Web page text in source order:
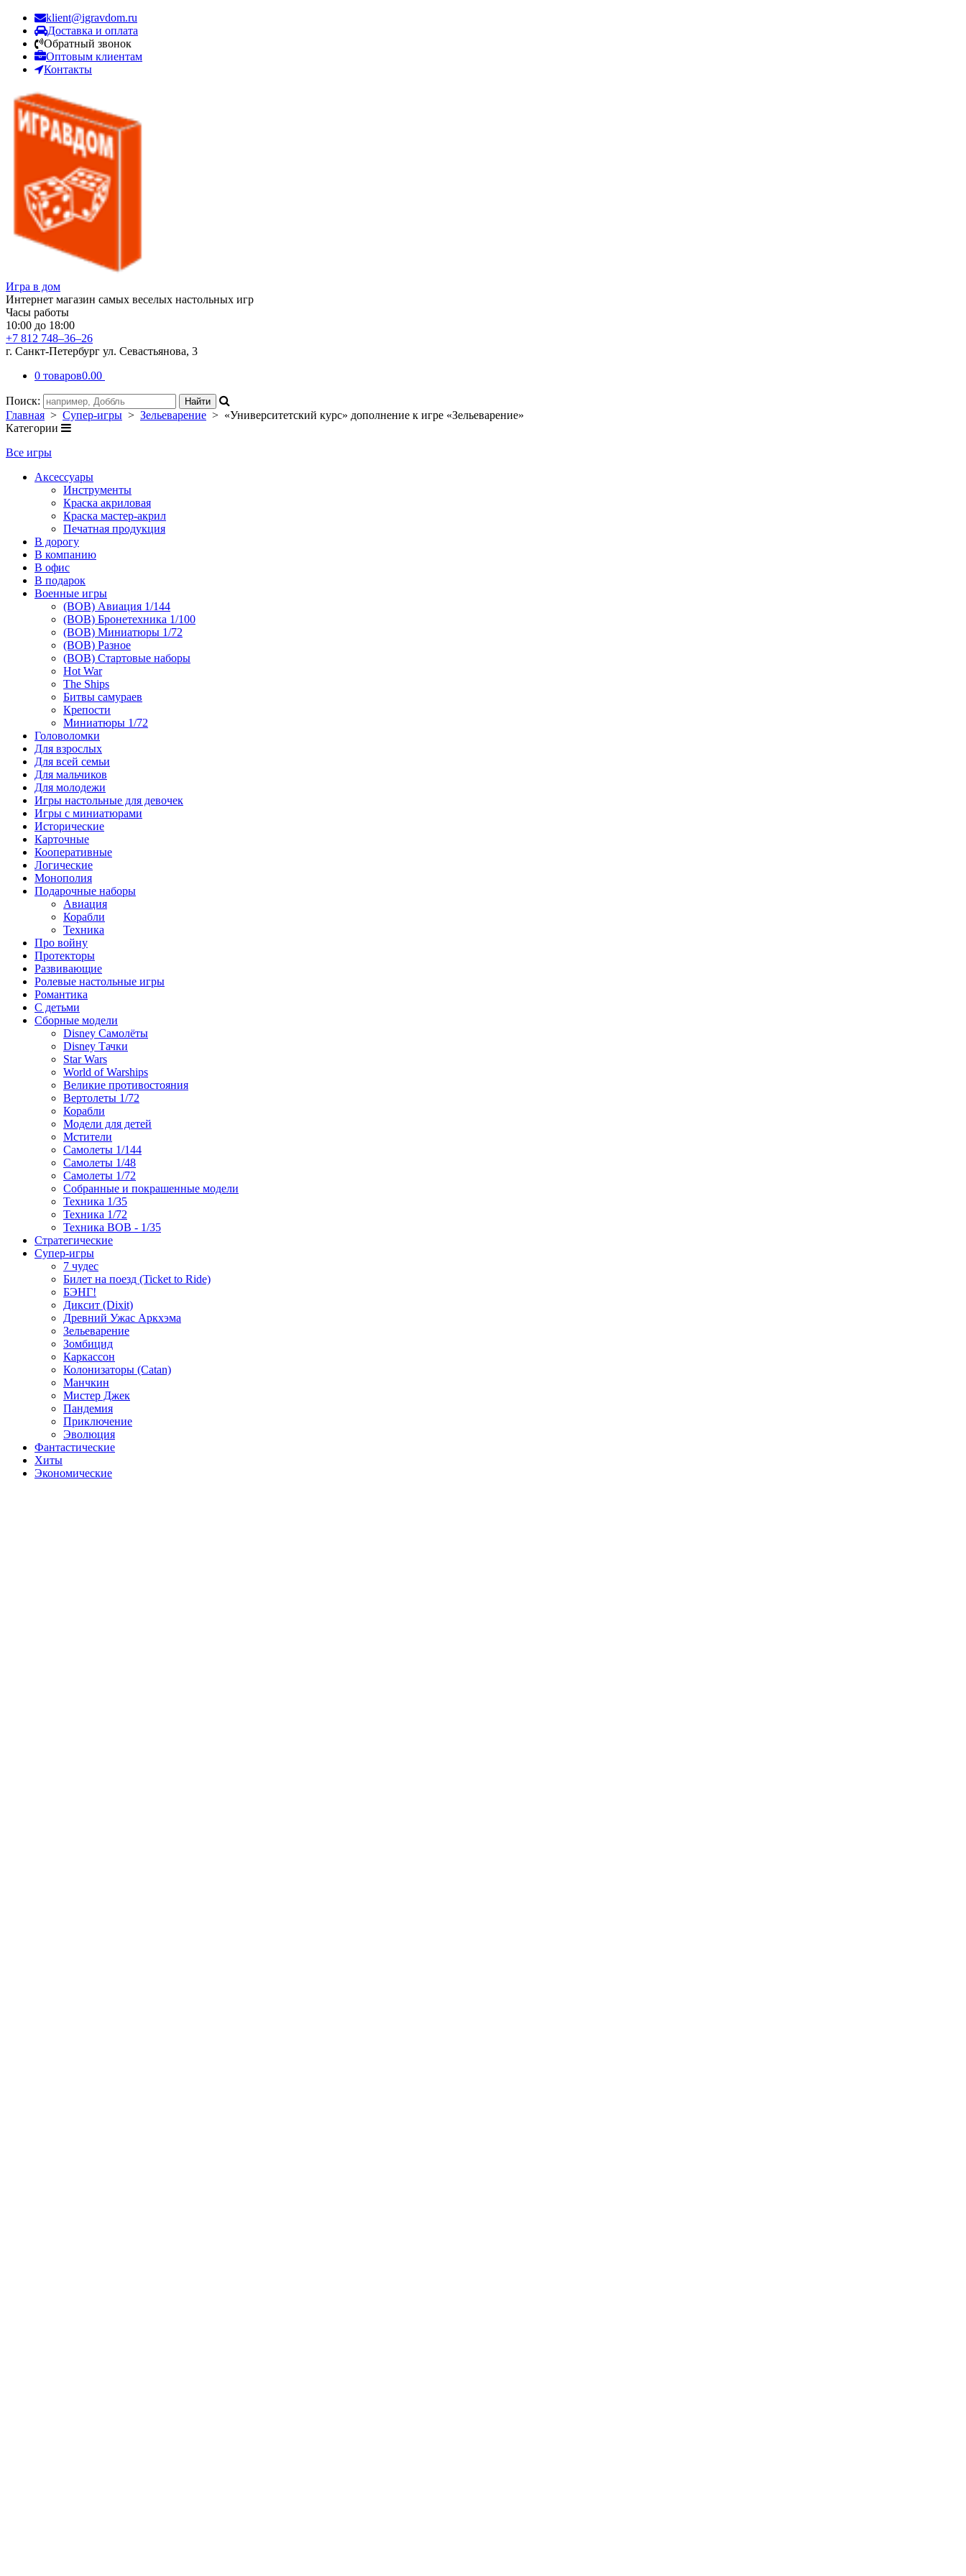
klient@igravdom.ru
Доставка и оплата
Обратный звонок
Оптовым клиентам
Контакты
Игра в дом
Интернет магазин самых веселых настольных игр
Часы работы
10:00 до 18:00
+7 812 748–36–26
г. Санкт-Петербург ул. Севастьянова, 3
0 товаров0.00
Поиск:
Главная > Супер-игры > Зельеварение > «Университетский курс» дополнение к игре «Зельеварение»
Категории
Все игры
Аксессуары
Инструменты
Краска акриловая
Краска мастер-акрил
Печатная продукция
В дорогу
В компанию
В офис
В подарок
Военные игры
(ВОВ) Авиация 1/144
(ВОВ) Бронетехника 1/100
(ВОВ) Миниатюры 1/72
(ВОВ) Разное
(ВОВ) Стартовые наборы
Hot War
The Ships
Битвы самураев
Крепости
Миниатюры 1/72
Головоломки
Для взрослых
Для всей семьи
Для мальчиков
Для молодежи
Игры настольные для девочек
Игры с миниатюрами
Исторические
Карточные
Кооперативные
Логические
Монополия
Подарочные наборы
Авиация
Корабли
Техника
Про войну
Протекторы
Развивающие
Ролевые настольные игры
Романтика
С детьми
Сборные модели
Disney Самолёты
Disney Тачки
Star Wars
World of Warships
Великие противостояния
Вертолеты 1/72
Корабли
Модели для детей
Мстители
Самолеты 1/144
Самолеты 1/48
Самолеты 1/72
Собранные и покрашенные модели
Техника 1/35
Техника 1/72
Техника ВОВ - 1/35
Стратегические
Супер-игры
7 чудес
Билет на поезд (Ticket to Ride)
БЭНГ!
Диксит (Dixit)
Древний Ужас Аркхэма
Зельеварение
Зомбицид
Каркассон
Колонизаторы (Catan)
Манчкин
Мистер Джек
Пандемия
Приключение
Эволюция
Фантастические
Хиты
Экономические